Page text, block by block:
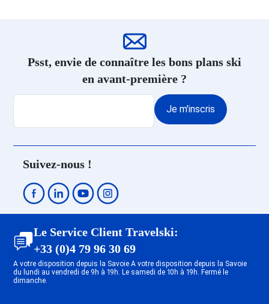
Résidence Ski Montgenèvre
Psst, envie de connaître les bons plans ski
en avant-première ?
Je m'inscris
Suivez-nous !
Le Service Client Travelski:
+33 (0)4 79 96 30 69
A votre disposition depuis la Savoie A votre disposition depuis la Savoie
du lundi au vendredi de 9h à 19h. Le samedi de 10h à 19h. Fermé le
dimanche.